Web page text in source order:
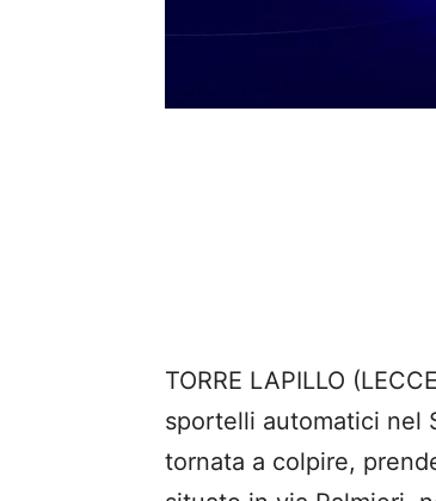
TORRE LAPILLO
sportelli automatici nel
tornata a colpire,